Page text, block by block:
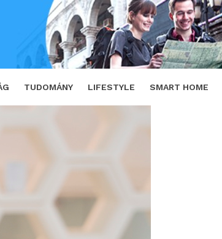
TUDOMÁNY LIFESTYLE SMART HOME
Dell Alienware cuccok SHARE